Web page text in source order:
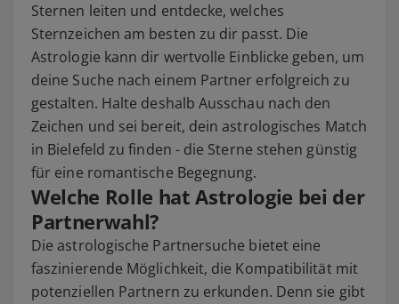
Sternen leiten und entdecke, welches
Sternzeichen am besten zu dir passt. Die
Astrologie kann dir wertvolle Einblicke geben, um
deine Suche nach einem Partner erfolgreich zu
gestalten. Halte deshalb Ausschau nach den
Zeichen und sei bereit, dein astrologisches Match
in Bielefeld zu finden - die Sterne stehen günstig
für eine romantische Begegnung.
Welche Rolle hat Astrologie bei der
Partnerwahl?
Die astrologische Partnersuche bietet eine
faszinierende Möglichkeit, die Kompatibilität mit
potenziellen Partnern zu erkunden. Denn sie gibt